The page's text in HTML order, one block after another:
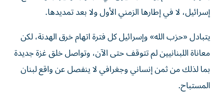
إسرائيل، لا في إطارها الزمني الأول ولا بعد تمديدها.
يتبادل «حزب الله» وإسرائيل كل فترة اتهام خرق الهدنة، لكن
معاناة اللبنانيين لم تتوقف حتى الآن، وتواصل خلق غزة جديدة
بما لذلك من ثمن إنساني وجغرافي لا ينفصل عن واقع لبنان
المستباح.